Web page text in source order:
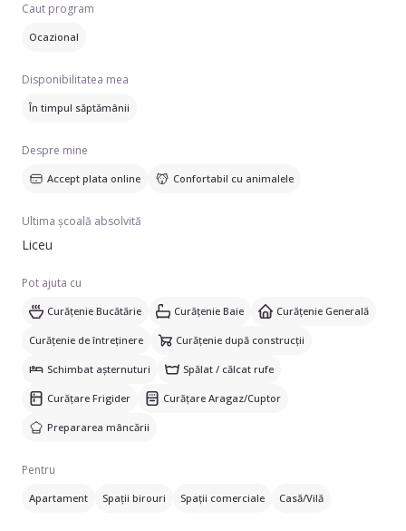
Caut program
Ocazional
Disponibilitatea mea
În timpul săptămânii
Despre mine
Accept plata online Confortabil cu animalele
Ultima școală absolvită
Liceu
Pot ajuta cu
Curățenie Bucătărie Curățenie Baie Curățenie Generală
Curățenie de întreținere Curățenie după construcții
Schimbat așternuturi Spălat / călcat rufe
Curățare Frigider Curățare Aragaz/Cuptor
Prepararea mâncării
Pentru
Apartament Spații birouri Spații comerciale Casă/Vilă